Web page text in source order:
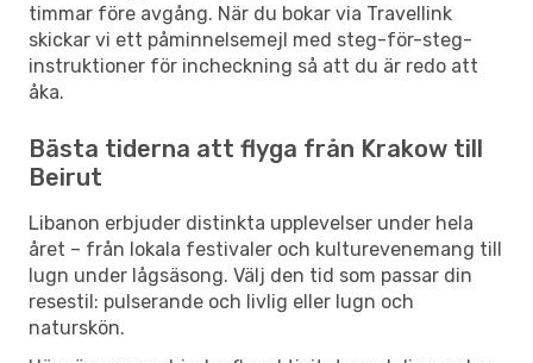
timmar före avgång. När du bokar via Travellink
skickar vi ett påminnelsemejl med steg-för-steg-
instruktioner för incheckning så att du är redo att
åka.
Bästa tiderna att flyga från Krakow till
Beirut
Libanon erbjuder distinkta upplevelser under hela
året – från lokala festivaler och kulturevenemang till
lugn under lågsäsong. Välj den tid som passar din
resestil: pulserande och livlig eller lugn och
naturskön.